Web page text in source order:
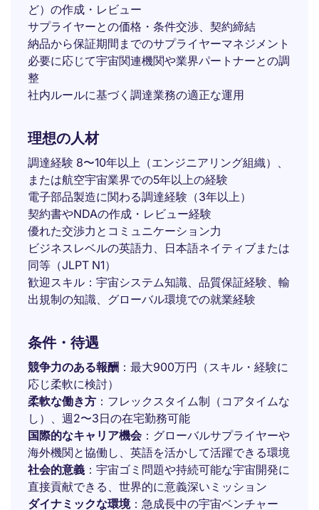
ど）の作成・レビュー
サプライヤーとの価格・条件交渉、契約締結
納品から保証期間までのサプライヤーマネジメント
必要に応じて宇宙関連機関や業界パートナーとの調
整
社内ルールに基づく調達業務の適正な運用
理想の人材
調達経験 8〜10年以上（エンジニアリング組織）、
または航空宇宙業界での5年以上の経験
電子部品製造に関わる調達経験（3年以上）
契約書やNDAの作成・レビュー経験
優れた交渉力とコミュニケーション力
ビジネスレベルの英語力、日本語ネイティブまたは
同等（JLPT N1）
歓迎スキル：宇宙システム知識、品質保証経験、輸
出規制の知識、グローバル環境での就業経験
条件・待遇
競争力のある報酬 ：最大900万円（スキル・経験に
応じ柔軟に検討）
柔軟な働き方 ：フレックスタイム制（コアタイムな
し）、週2〜3日の在宅勤務可能
国際的なキャリア機会：グローバルサプライヤーや
海外機関と協働し、英語を活かして活躍できる環境
社会的意義 ：宇宙ゴミ問題や持続可能な宇宙開発に
直接貢献できる、世界的に意義深いミッション
ダイナミックな環境：急成長中の宇宙ベンチャー